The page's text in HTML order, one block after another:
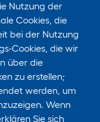
Nutzung der
Cookies, die
bei der Nutzung
Cookies, die wir
über die
zu erstellen;
werden, um
Wenn
Sie sich